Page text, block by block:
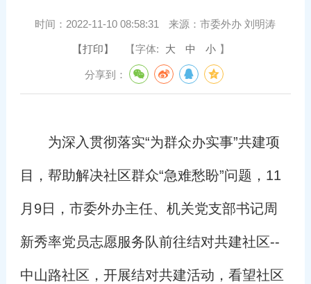
时间： 2022-11-10 08:58:31 来源：市委外办 刘明涛
【打印】 【字体: 大 中 小 】
分享到：
为深入贯彻落实“为群众办实事”共建项
目，帮助解决社区群众“急难愁盼”问题，11
月9日，市委外办主任、机关党支部书记周
新秀率党员志愿服务队前往结对共建社区--
中山路社区，开展结对共建活动，看望社区